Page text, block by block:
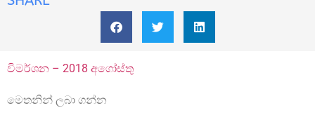
විමර්ශන – 2018 අගෝස්තු
මෙතනින් ලබා ගන්න